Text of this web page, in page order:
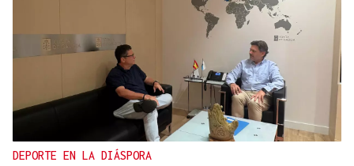
DEPORTE EN LA DIÁSPORA